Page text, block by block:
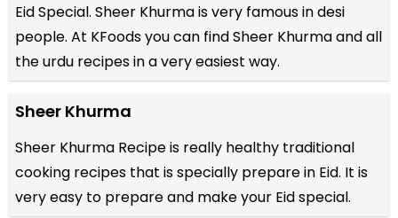
Eid Special. Sheer Khurma is very famous in desi
people. At KFoods you can find Sheer Khurma and all
theurdu recipesin a very easiest way.
Sheer Khurma
Sheer Khurma Recipe is really healthy traditional
cooking recipes that is specially prepare in Eid. It is
very easy to prepare and make your Eid special.